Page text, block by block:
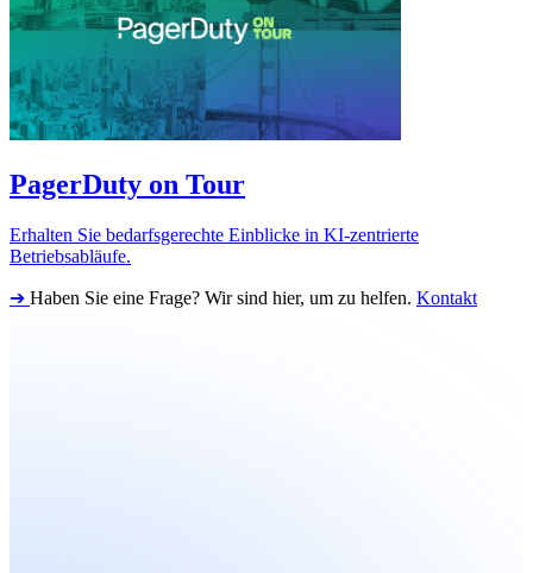
PagerDuty on Tour
Erhalten Sie bedarfsgerechte Einblicke in KI-zentrierte
Betriebsabläufe.
➔ Haben Sie eine Frage? Wir sind hier, um zu helfen. Kontakt